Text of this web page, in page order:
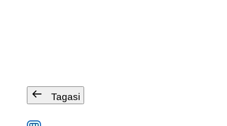
Tagasi